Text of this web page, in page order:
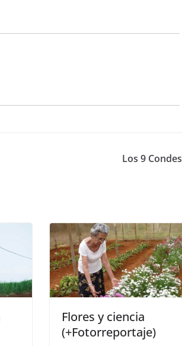
Los 9 Condes
Flores y ciencia
(+Fotorreportaje)